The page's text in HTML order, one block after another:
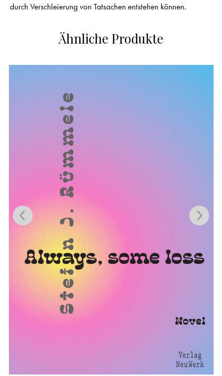
durch Verschleierung von Tatsachen entstehen können.
Ähnliche Produkte